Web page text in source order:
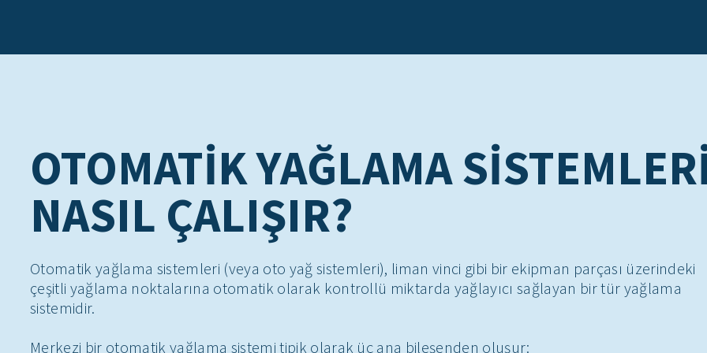
OTOMATIK YAĞLAMA
NASIL ÇALIŞIR?
Otomatik yağlama sistemleri (veya oto yağ sistemleri), liman vinci gibi bir ekipman parçası üzerindeki
çeşitli yağlama noktalarına otomatik olarak kontrollü miktarda yağlayıcı sağlayan bir tür yağlama
sistemidir.
Merkezi bir otomatik yağlama sistemi tipik olarak üç ana bileşenden oluşur: